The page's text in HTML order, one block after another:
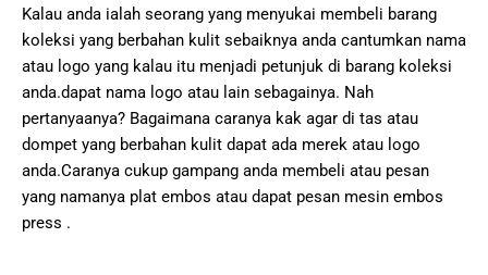
Kalau anda ialah seorang yang menyukai membeli barang
koleksi yang berbahan kulit sebaiknya anda cantumkan nama
atau logo yang kalau itu menjadi petunjuk di barang koleksi
anda.dapat nama logo atau lain sebagainya. Nah
pertanyaanya? Bagaimana caranya kak agar di tas atau
dompet yang berbahan kulit dapat ada merek atau logo
anda.Caranya cukup gampang anda membeli atau pesan
yang namanya plat embos atau dapat pesan mesin embos
press .